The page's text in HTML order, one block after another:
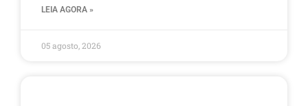
LEIA AGORA »
05 agosto, 2026